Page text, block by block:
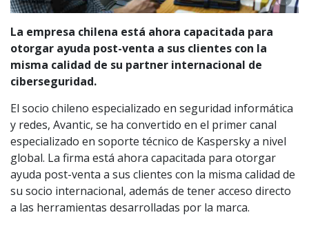
La empresa chilena está ahora capacitada para
otorgar ayuda post-venta a sus clientes con la
misma calidad de su partner internacional de
ciberseguridad.
El socio chileno especializado en seguridad informática
y redes, Avantic, se ha convertido en el primer canal
especializado en soporte técnico de Kaspersky a nivel
global. La firma está ahora capacitada para otorgar
ayuda post-venta a sus clientes con la misma calidad de
su socio internacional, además de tener acceso directo
a las herramientas desarrolladas por la marca.